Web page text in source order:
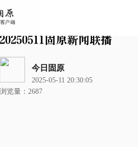
20250511固原新闻联播
今日固原
2025-05-11 20:30:05
浏览量：2687